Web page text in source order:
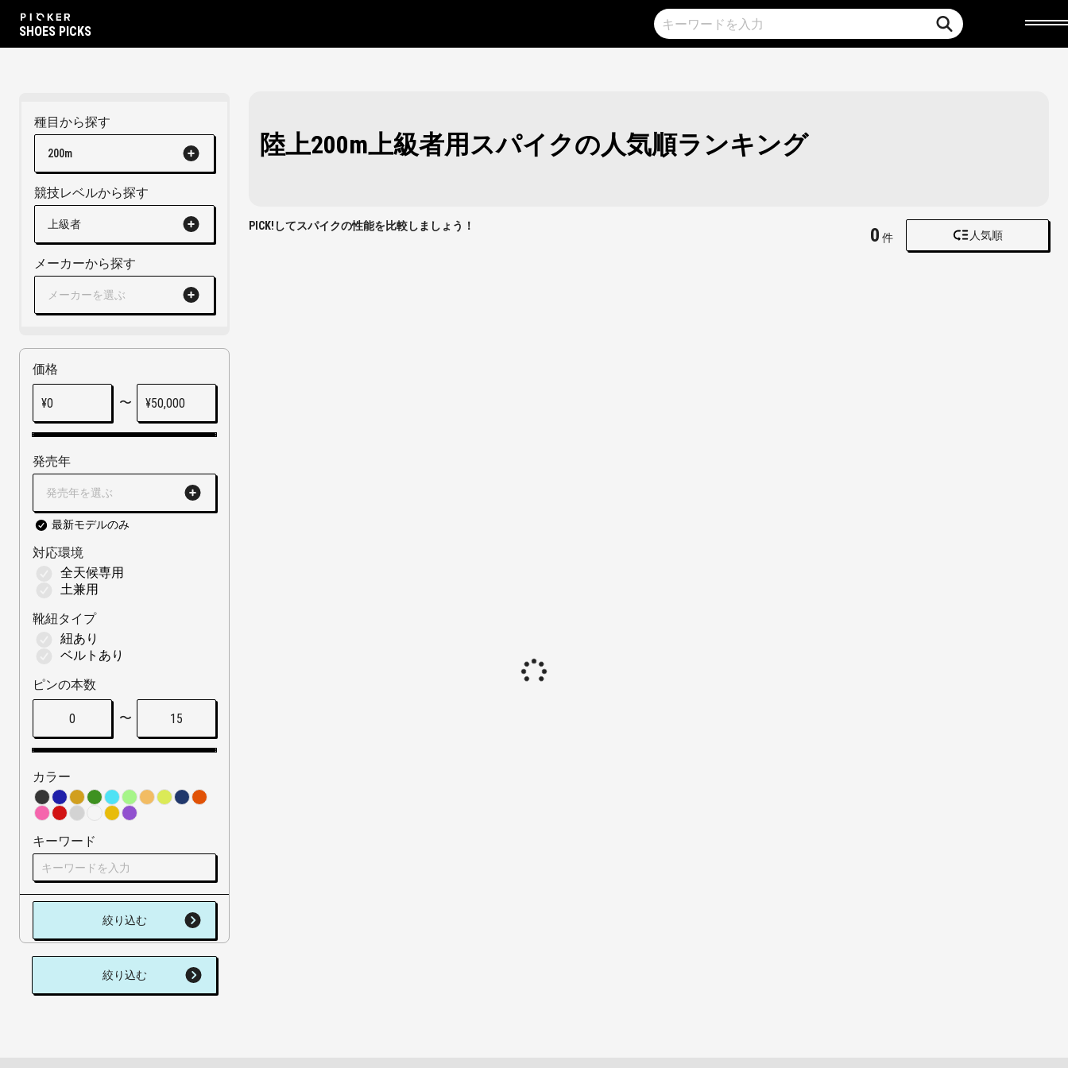
SHOES PICKS
種目から探す
200m
競技レベルから探す
上級者
メーカーから探す
メーカーを選ぶ
価格
¥0 〜 ¥50,000
発売年
発売年を選ぶ
最新モデルのみ
対応環境
全天候専用
土兼用
靴紐タイプ
紐あり
ベルトあり
ピンの本数
0 〜 15
カラー
キーワード
絞り込む
絞り込む
陸上200m上級者用スパイクの人気順ランキング
PICK!してスパイクの性能を比較しましょう！ 0 件 人気順